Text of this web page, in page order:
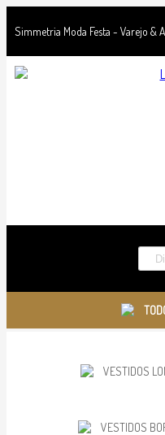
Simmetria Moda Festa - Varejo &
VESTIDOS
VESTIDOS